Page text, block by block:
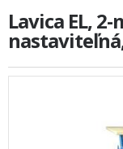
Lavica EL,